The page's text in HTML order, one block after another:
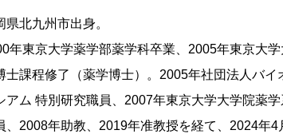
県北九州市出身。
年東京大学薬学部薬学科卒業、2005年東京大
士課程修了（薬学博士）。2005年社団法人バイ
アム 特別研究職員、2007年東京大学大学院薬
、2008年助教、2019年准教授を経て、2024年4